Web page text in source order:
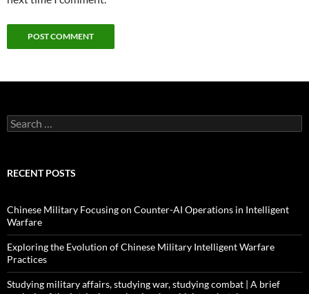
Search
for:
RECENT POSTS
Chinese Military Focusing on Counter-AI Operations in Intelligent
Warfare
Exploring the Evolution of Chinese Military Intelligent Warfare
Practices
Studying military affairs, studying war, studying combat | A brief